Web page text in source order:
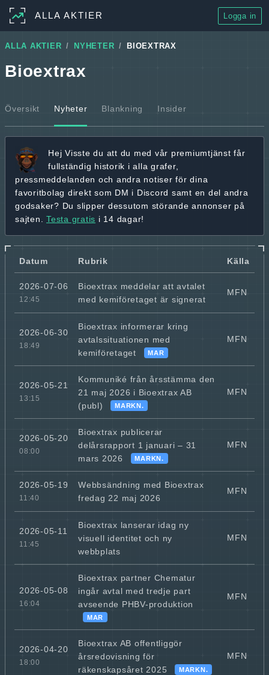
ALLA AKTIER Logga in
ALLA AKTIER NYHETER BIOEXTRAX
Bioextrax
Översikt Nyheter Blankning Insider
Hej Visste du att du med vår premiumtjänst får
fullständig historik i alla grafer,
pressmeddelanden och andra notiser för dina
favoritbolag direkt som DM i Discord samt en del andra
godsaker? Du slipper dessutom störande annonser på
sajten. Testa gratis i 14 dagar!
Datum Rubrik Källa
2026-07-06
12:45
Bioextrax meddelar att avtalet
med kemiföretaget är signerat
MFN
2026-06-30
18:49
Bioextrax informerar kring
avtalssituationen med
kemiföretaget
MAR
MFN
2026-05-21
13:15
Kommuniké från årsstämma den
21 maj 2026 i Bioextrax AB
(publ)
MARKN.
MFN
2026-05-20
08:00
Bioextrax publicerar
delårsrapport 1 januari – 31
mars 2026
MARKN.
MFN
2026-05-19
11:40
Webbsändning med Bioextrax
fredag 22 maj 2026
MFN
2026-05-11
11:45
Bioextrax lanserar idag ny
visuell identitet och ny
webbplats
MFN
2026-05-08
16:04
Bioextrax partner Chematur
ingår avtal med tredje part
avseende PHBV-produktion
MAR
MFN
2026-04-20
18:00
Bioextrax AB offentliggör
årsredovisning för
räkenskapsåret 2025
MARKN.
MFN